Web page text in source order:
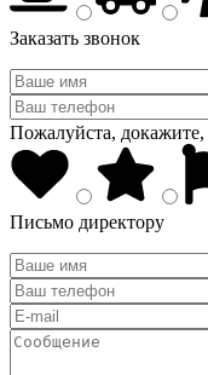
Заказать звонок
Пожалуйста,
Письмо директору